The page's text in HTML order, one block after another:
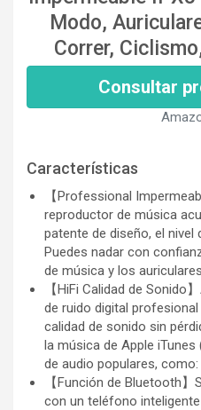
Modo,
Correr,
Consultar
Características
【Professional
reproductor de música
patente de diseño, el nivel
Puedes nadar con
de música y los
【HiFi Calidad de Sonido
de ruido digital
calidad de sonido sin
la música de Apple
de audio populares, como:
【Función de Bluetooth
con un teléfono